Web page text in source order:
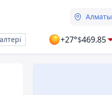
Алматы
+27°$469.85